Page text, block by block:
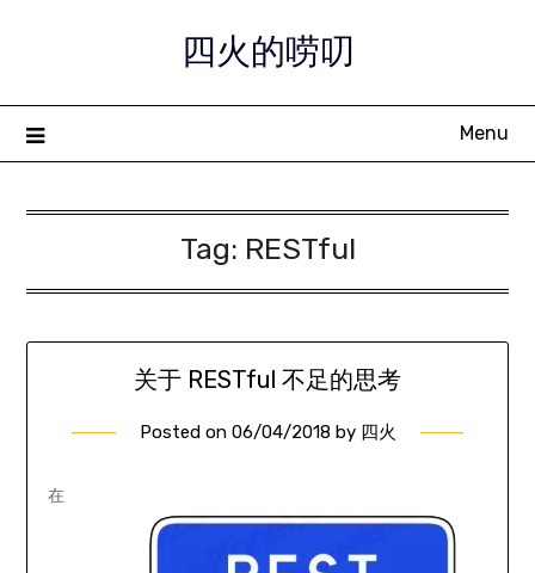
四火的唠叨
Menu
Tag: RESTful
关于 RESTful 不足的思考
Posted on 06/04/2018 by 四火
在